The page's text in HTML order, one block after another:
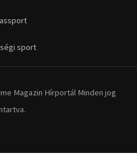
sport
Magazin Hírportál Minden jog